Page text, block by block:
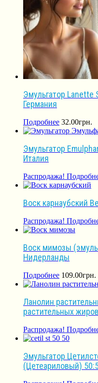
Эмульгатор Lanette
Германия
Подробнее 32.00грн.
Эмульгатор
Италия
Распродажа!
Воск карнаубский
Распродажа!
Воск мимозы
Нидерланды
Подробнее 109.00грн.
Ланолин
растительных
Распродажа!
Эмульгатор
(Цетеариловый)